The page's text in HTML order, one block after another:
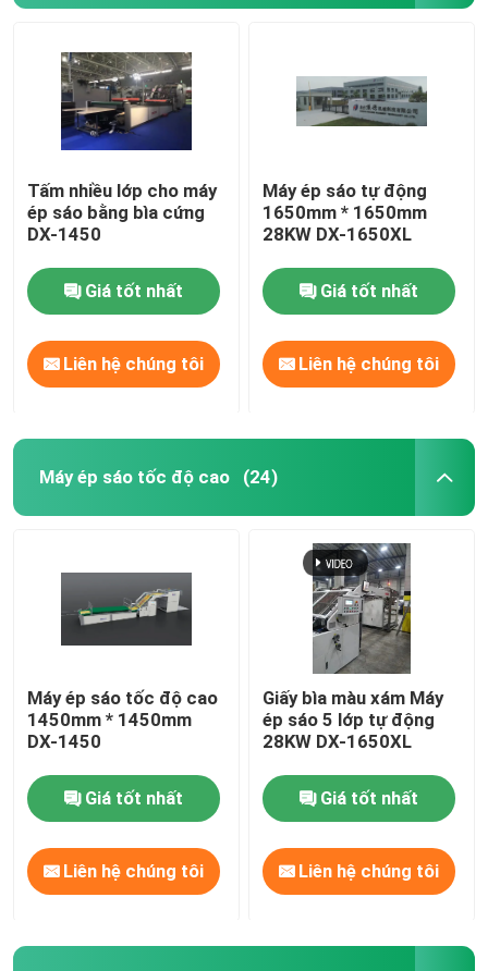
Máy ép màng dao xích
Máy ép các tông
Tấm nhiều lớp cho máy
ép sáo bằng bìa cứng
DX-1450
Giá tốt nhất
Liên hệ chúng tôi
Máy ép sáo tự động
1650mm * 1650mm
28KW DX-1650XL
Giá tốt nhất
Liên hệ chúng tôi
Máy ép sáo tốc độ cao (24)
Máy ép sáo tốc độ cao
1450mm * 1450mm
DX-1450
Giá tốt nhất
Liên hệ chúng tôi
Giấy bìa màu xám Máy
ép sáo 5 lớp tự động
28KW DX-1650XL
Giá tốt nhất
Liên hệ chúng tôi